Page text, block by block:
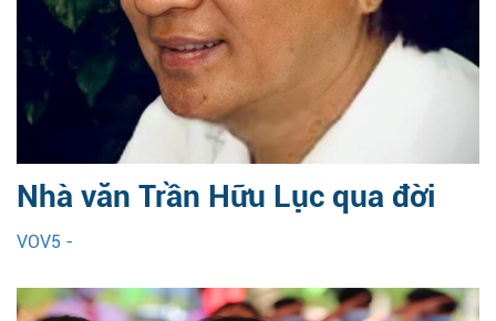
Nhà văn Trần Hữu Lục qua đời
VOV5 -